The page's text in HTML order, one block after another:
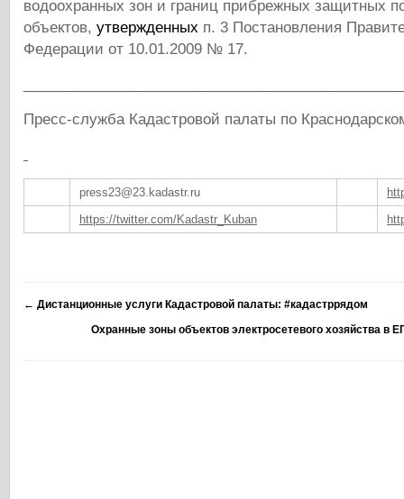
водоохранных зон и границ прибрежных защитных
объектов, утвержденных п. 3 Постановления
Федерации от 10.01.2009 № 17.
Пресс-служба Кадастровой палаты по
press23@23.kadastr.ru
https://twitter.com/Kadastr_Kuban
← Дистанционные услуги Кадастровой палаты: #кадастррядом
Охранные зоны объектов электросетевого хозяйства в